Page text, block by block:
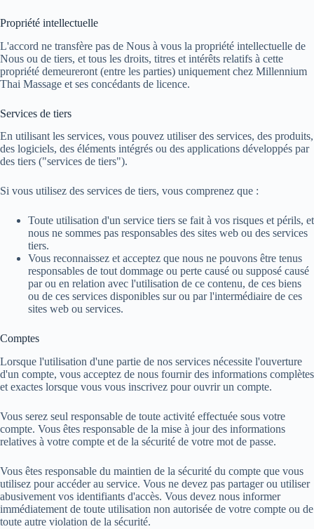
Propriété intellectuelle
L'accord ne transfère pas de Nous à vous la propriété intellectuelle de
Nous ou de tiers, et tous les droits, titres et intérêts relatifs à cette
propriété demeureront (entre les parties) uniquement chez Millennium
Thai Massage et ses concédants de licence.
Services de tiers
En utilisant les services, vous pouvez utiliser des services, des produits,
des logiciels, des éléments intégrés ou des applications développés par
des tiers ("services de tiers").
Si vous utilisez des services de tiers, vous comprenez que :
Toute utilisation d'un service tiers se fait à vos risques et périls, et
nous ne sommes pas responsables des sites web ou des services
tiers.
Vous reconnaissez et acceptez que nous ne pouvons être tenus
responsables de tout dommage ou perte causé ou supposé causé
par ou en relation avec l'utilisation de ce contenu, de ces biens
ou de ces services disponibles sur ou par l'intermédiaire de ces
sites web ou services.
Comptes
Lorsque l'utilisation d'une partie de nos services nécessite l'ouverture
d'un compte, vous acceptez de nous fournir des informations complètes
et exactes lorsque vous vous inscrivez pour ouvrir un compte.
Vous serez seul responsable de toute activité effectuée sous votre
compte. Vous êtes responsable de la mise à jour des informations
relatives à votre compte et de la sécurité de votre mot de passe.
Vous êtes responsable du maintien de la sécurité du compte que vous
utilisez pour accéder au service. Vous ne devez pas partager ou utiliser
abusivement vos identifiants d'accès. Vous devez nous informer
immédiatement de toute utilisation non autorisée de votre compte ou de
toute autre violation de la sécurité.